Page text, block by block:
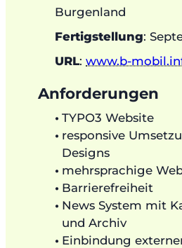
Burgenland
Fertigstellung:
URL:www.b-
Anforderungen
TYPO3 Website
responsive
Designs
mehrsprachige
Barrierefreiheit
News System mit
und Archiv
Einbindung